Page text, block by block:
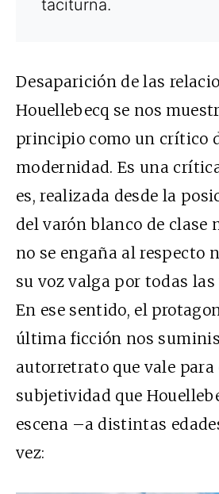
taciturna.
Desaparición de las
Houellebecq se nos
principio como un crítico
modernidad. Es una
es, realizada desde la
del varón blanco de clase
no se engaña al respecto
su voz valga por todas las
En ese sentido, el
última ficción nos
autorretrato que vale
subjetividad que
escena –a distintas
vez: